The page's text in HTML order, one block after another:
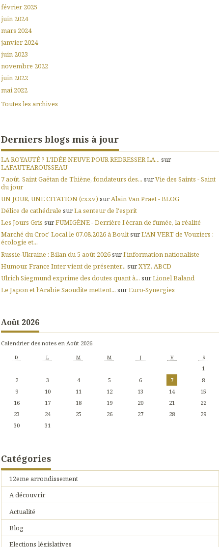
février 2025
juin 2024
mars 2024
janvier 2024
juin 2023
novembre 2022
juin 2022
mai 2022
Toutes les archives
Derniers blogs mis à jour
LA ROYAUTÉ ? L'IDÉE NEUVE POUR REDRESSER LA... sur
LAFAUTEAROUSSEAU
7 août. Saint Gaëtan de Thiène, fondateurs des... surVie des Saints - Saint
du jour
UN JOUR, UNE CITATION (cxxv) surAlain Van Praet - BLOG
Délice de cathédrale surLa senteur de l'esprit
Les Jours Gris surFUMIGÈNE - Derrière l'écran de fumée, la réalité
Marché du Croc' Local le 07.08.2026 à BoultsurL'AN VERT de Vouziers :
écologie et...
Russie-Ukraine : Bilan du 5 août 2026surl'information nationaliste
Humour. France Inter vient de présenter... surXYZ, ABCD
Ulrich Siegmund exprime des doutes quant à... surLionel Baland
Le Japon et l’Arabie Saoudite mettent... surEuro-Synergies
Août 2026
Calendrier des notes en Août 2026
D L M M J V S
1
2
3 4 5 6 7
8
9
10 11 12 13 14
15
16
17 18 19 20 21
22
23
24 25 26 27 28
29
30
31
Catégories
12eme arrondissement
A découvrir
Actualité
Blog
Elections législatives